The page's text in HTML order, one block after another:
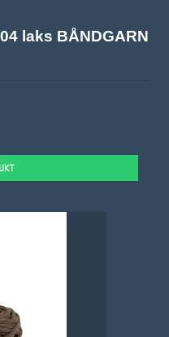
laks BÅNDGARN